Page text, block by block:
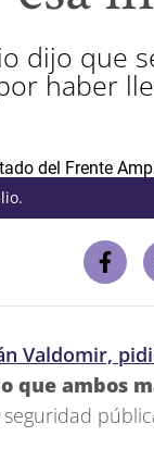
dijo que
haber
Valdomir,
que ambos